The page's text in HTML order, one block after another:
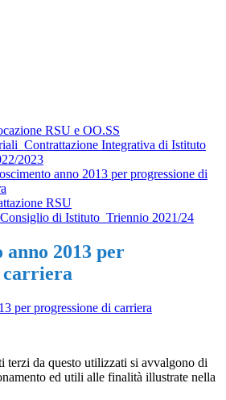
RSU e OO.SS
Integrativa di Istituto
2023
anno 2013 per progressione di
RSU
di Istituto_Triennio 2021/24
anno 2013 per
carriera
per progressione di carriera
terzi da questo utilizzati si avvalgono di
ed utili alle finalità illustrate nella